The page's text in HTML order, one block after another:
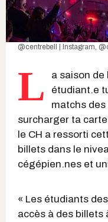
@centrebell | Instagram
L
a saison de
étudiant.e
matchs
surcharger ta
le CH a ressorti
billets dans le
cégépien.nes et
« Les étudiants
accès à des billets